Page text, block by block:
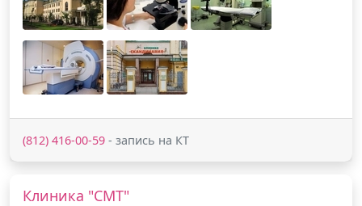
(812) 416-00-59 - запись на КТ
Клиника "СМТ"